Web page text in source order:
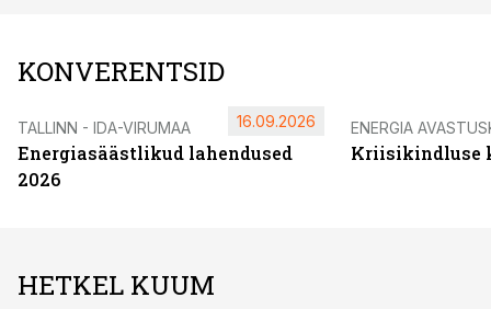
KONVERENTSID
TALLINN - IDA-VIRUMAA
Energiasäästlikud lahendused
2026
16.09.2026 ENERGIA
Kriisikindluse
HETKEL KUUM